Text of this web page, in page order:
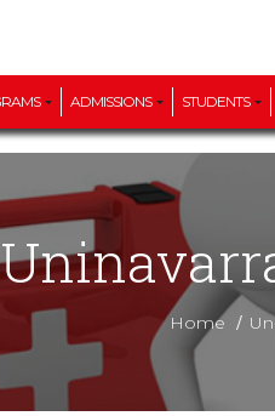
ADMISSIONS STUDENTS
Home /